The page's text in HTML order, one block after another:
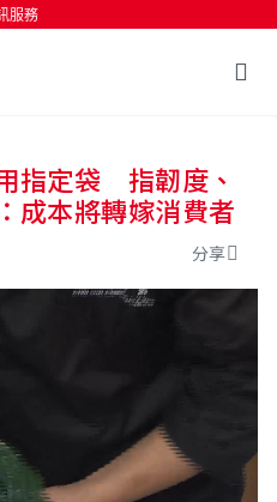
服務
開始搜尋
指定袋 指韌度、
成本將轉嫁消費者
分享